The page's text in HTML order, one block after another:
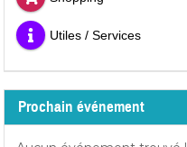
Utiles / Services
Prochain événement